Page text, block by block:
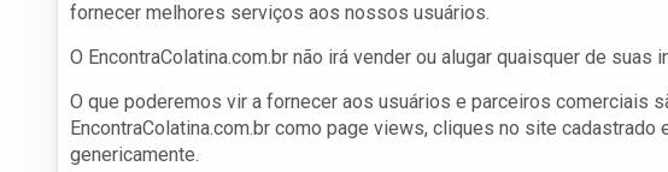
fornecer melhores serviços aos nossos usuários.
O EncontraColatina.com.br não irá vender ou alugar quaisquer de
O que poderemos vir a fornecer aos usuários e parceiros comerciais
EncontraColatina.com.br como page views, cliques no site
genericamente.